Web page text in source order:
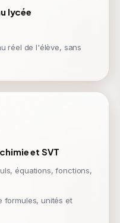
lycée
réel de l'élève, sans
et SVT
équations, fonctions,
formules, unités et